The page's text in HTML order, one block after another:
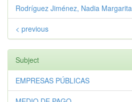
Rodríguez Jiménez, Nadia Margarita
< previous
Subject
EMPRESAS PÚBLICAS